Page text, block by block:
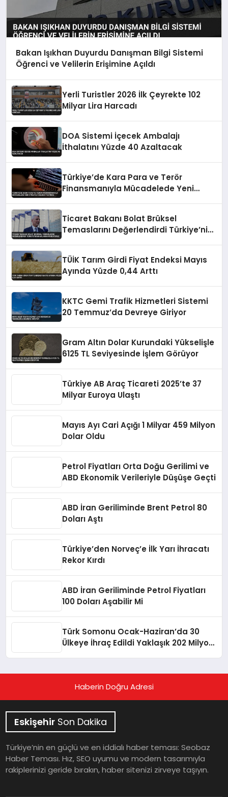
Bakan Işıkhan Duyurdu Danışman Bilgi Sistemi
Öğrenci ve Velilerin Erişimine Açıldı
Yerli Turistler 2026 İlk Çeyrekte 102
Milyar Lira Harcadı
DOA Sistemi İçecek Ambalajı
İthalatını Yüzde 40 Azaltacak
Türkiye’de Kara Para ve Terör
Finansmanıyla Mücadelede Yeni
Ticaret Bakanı Bolat Brüksel
Temaslarını Değerlendirdi Türkiye’nin
TÜİK Tarım Girdi Fiyat Endeksi Mayıs
Ayında Yüzde 0,44 Arttı
KKTC Gemi Trafik Hizmetleri Sistemi
20 Temmuz’da Devreye Giriyor
Gram Altın Dolar Kurundaki Yükselişle
6125 TL Seviyesinde İşlem Görüyor
Türkiye AB Araç Ticareti 2025’te 37
Milyar Euroya Ulaştı
Mayıs Ayı Cari Açığı 1 Milyar 459 Milyon
Dolar Oldu
Petrol Fiyatları Orta Doğu Gerilimi ve
ABD Ekonomik Verileriyle Düşüşe Geçti
ABD İran Geriliminde Brent Petrol 80
Doları Aştı
Türkiye’den Norveç’e İlk Yarı İhracatı
Rekor Kırdı
ABD İran Geriliminde Petrol Fiyatları
100 Doları Aşabilir Mi
Türk Somonu Ocak-Haziran’da 30
Ülkeye İhraç Edildi Yaklaşık 202 Milyon
Haberin Doğru Adresi
Eskişehir Son Dakika
Türkiye’nin en güçlü ve en iddialı haber teması: Seobaz
Haber Teması. Hız, SEO uyumu ve modern tasarımıyla
rakiplerinizi geride bırakın, haber sitenizi zirveye taşıyın.